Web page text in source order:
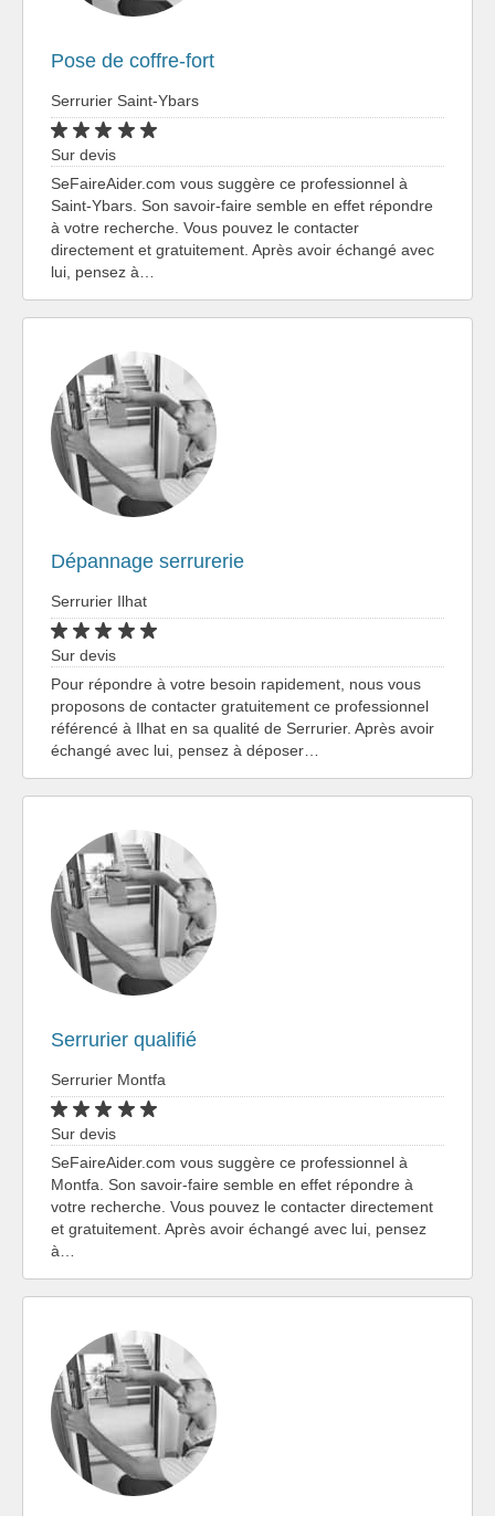
Pose de coffre-fort
Serrurier Saint-Ybars
Sur devis
SeFaireAider.com vous suggère ce professionnel à
Saint-Ybars. Son savoir-faire semble en effet répondre
à votre recherche. Vous pouvez le contacter
directement et gratuitement. Après avoir échangé avec
lui, pensez à…
Dépannage serrurerie
Serrurier Ilhat
Sur devis
Pour répondre à votre besoin rapidement, nous vous
proposons de contacter gratuitement ce professionnel
référencé à Ilhat en sa qualité de Serrurier. Après avoir
échangé avec lui, pensez à déposer…
Serrurier qualifié
Serrurier Montfa
Sur devis
SeFaireAider.com vous suggère ce professionnel à
Montfa. Son savoir-faire semble en effet répondre à
votre recherche. Vous pouvez le contacter directement
et gratuitement. Après avoir échangé avec lui, pensez
à…